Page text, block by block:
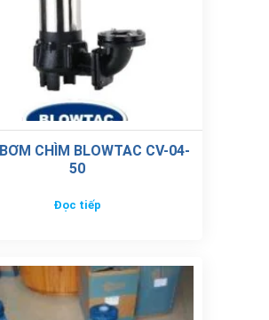
CHÌM BLOWTAC CV-04-
50
Đọc tiếp